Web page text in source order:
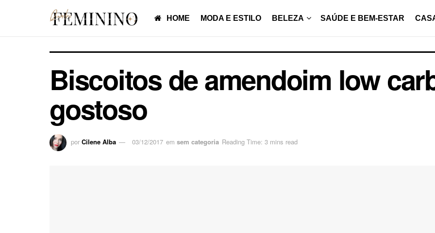
HOME MODA E ESTILO BELEZA SAÚDE E BEM-ESTAR
Biscoitos de amendoim low
gostoso
por Cilene Alba 03/12/2017 em sem categoria Reading Time: 3 mins read